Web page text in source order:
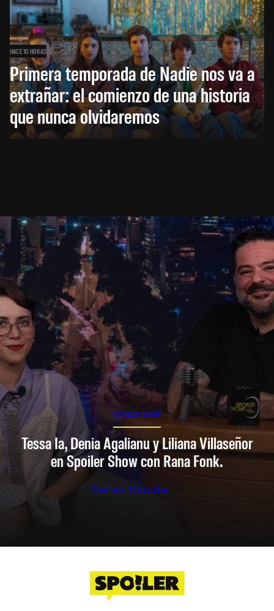
HACE 10 HORAS
Primera temporada de Nadie nos va a
extrañar: el comienzo de una historia
que nunca olvidaremos
SPOILER SHOW
Tessa Ia, Denia Agalianu y Liliana Villaseñor
en Spoiler Show con Rana Fonk.
Ver en Youtube